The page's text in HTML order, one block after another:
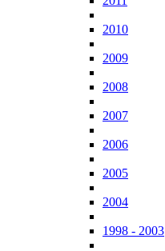
2010
2009
2008
2007
2006
2005
2004
1998 - 2003